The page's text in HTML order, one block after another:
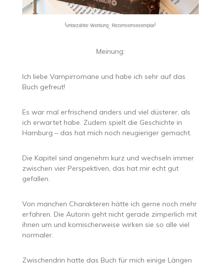
⁽ᵘⁿᵇᵉᶻᵃʰˡᵗᵉ ᵂᵉʳᵇᵘⁿᵍ, ᴿᵉᶻᵉⁿˢⁱᵒⁿˢᵉˣᵉᵐᵖˡᵃʳ⁾
Meinung:
Ich liebe Vampirromane und habe ich sehr auf das
Buch gefreut!
Es war mal erfrischend anders und viel düsterer, als
ich erwartet habe. Zudem spielt die Geschichte in
Hamburg – das hat mich noch neugieriger gemacht.
Die Kapitel sind angenehm kurz und wechseln immer
zwischen vier Perspektiven, das hat mir echt gut
gefallen.
Von manchen Charakteren hätte ich gerne noch mehr
erfahren. Die Autorin geht nicht gerade zimperlich mit
ihnen um und komischerweise wirken sie so alle viel
normaler.
Zwischendrin hatte das Buch für mich einige Längen